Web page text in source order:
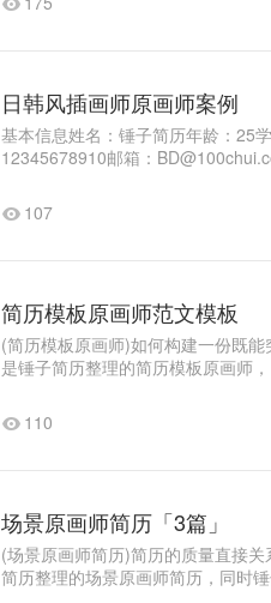
日韩风插画师原画师案例
基本信息姓名：锤子简历年龄：25
12345678910邮箱：
107
简历模板原画师范文模板
(简历模板原画师)如何构建一份既
是锤子简历整理的简历模板原画师
110
场景原画师简历「3篇」
(场景原画师简历)简历的质量直接
简历整理的场景原画师简历，同时